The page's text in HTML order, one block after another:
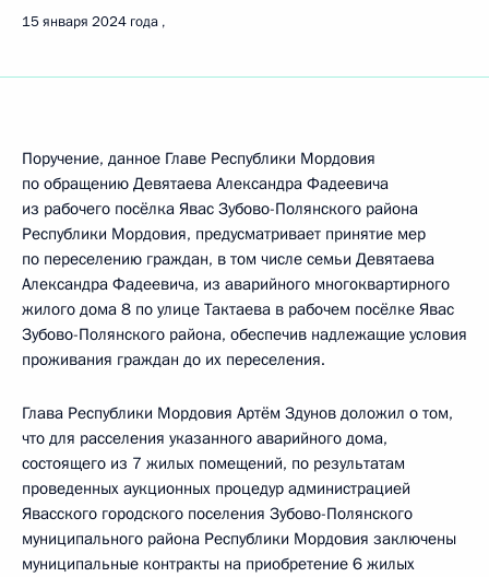
15 января 2024 года
Поручение, данное Главе Республики Мордовия
по обращению Девятаева Александра Фадеевича
из рабочего посёлка Явас Зубово-Полянского района
Республики Мордовия, предусматривает принятие мер
по переселению граждан, в том числе семьи Девятаева
Александра Фадеевича, из аварийного многоквартирного
жилого дома 8 по улице Тактаева в рабочем посёлке Явас
Зубово-Полянского района, обеспечив надлежащие условия
проживания граждан до их переселения.
Глава Республики Мордовия Артём Здунов доложил о том,
что для расселения указанного аварийного дома,
состоящего из 7 жилых помещений, по результатам
проведенных аукционных процедур администрацией
Явасского городского поселения Зубово-Полянского
муниципального района Республики Мордовия заключены
муниципальные контракты на приобретение 6 жилых